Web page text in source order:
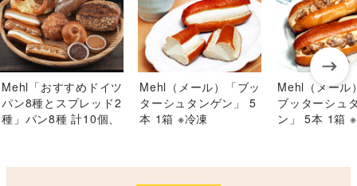
Mehl「おすすめドイツ
パン8種とスプレッド2
種」パン8種 計10個、
Mehl（メール）「ブッ
ターシュタンゲン」 5
本 1箱 ※冷凍
Mehl（メール
ブッターシュ
ン」 5本 1箱